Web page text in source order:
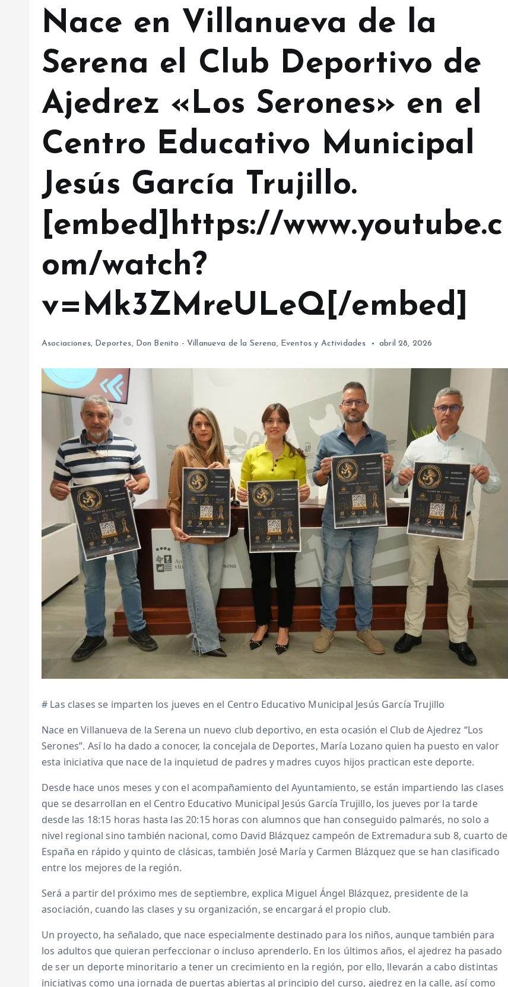
Nace en Villanueva de la
Serena el Club Deportivo de
Ajedrez «Los Serones» en el
Centro Educativo Municipal
Jesús García Trujillo.
[embed]https://www.youtube.c
om/watch?
v=Mk3ZMreULeQ[/embed]
Asociaciones, Deportes, Don Benito - Villanueva de la Serena, Eventos y Actividades abril 28, 2026
# Las clases se imparten los jueves en el Centro Educativo Municipal Jesús García Trujillo
Nace en Villanueva de la Serena un nuevo club deportivo, en esta ocasión el Club de Ajedrez “Los
Serones”. Así lo ha dado a conocer, la concejala de Deportes, María Lozano quien ha puesto en valor
esta iniciativa que nace de la inquietud de padres y madres cuyos hijos practican este deporte.
Desde hace unos meses y con el acompañamiento del Ayuntamiento, se están impartiendo las clases
que se desarrollan en el Centro Educativo Municipal Jesús García Trujillo, los jueves por la tarde
desde las 18:15 horas hasta las 20:15 horas con alumnos que han conseguido palmarés, no solo a
nivel regional sino también nacional, como David Blázquez campeón de Extremadura sub 8, cuarto de
España en rápido y quinto de clásicas, también José María y Carmen Blázquez que se han clasificado
entre los mejores de la región.
Será a partir del próximo mes de septiembre, explica Miguel Ángel Blázquez, presidente de la
asociación, cuando las clases y su organización, se encargará el propio club.
Un proyecto, ha señalado, que nace especialmente destinado para los niños, aunque también para
los adultos que quieran perfeccionar o incluso aprenderlo. En los últimos años, el ajedrez ha pasado
de ser un deporte minoritario a tener un crecimiento en la región, por ello, llevarán a cabo distintas
iniciativas como una jornada de puertas abiertas al principio del curso, ajedrez en la calle, así como